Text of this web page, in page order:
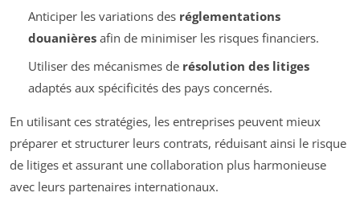
Anticiper les variations des réglementations
douanièresafin de minimiser les risques financiers.
Utiliser des mécanismes de résolution des litiges
adaptés aux spécificités des pays concernés.
En utilisant ces stratégies, les entreprises peuvent mieux
préparer et structurer leurs contrats, réduisant ainsi le risque
de litiges et assurant une collaboration plus harmonieuse
avec leurs partenaires internationaux.